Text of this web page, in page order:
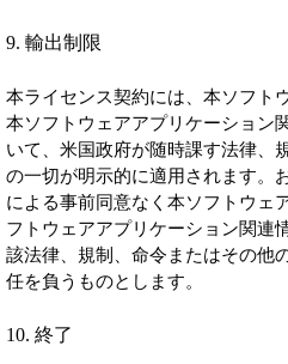
9. 輸出制限
本ライセンス契約には、本ソフト
本ソフトウェアアプリケーション
いて、米国政府が随時課す法律、
の一切が明示的に適用されます。
による事前同意なく本ソフトウェ
フトウェアアプリケーション関連
該法律、規制、命令またはその他
任を負うものとします。
10. 終了